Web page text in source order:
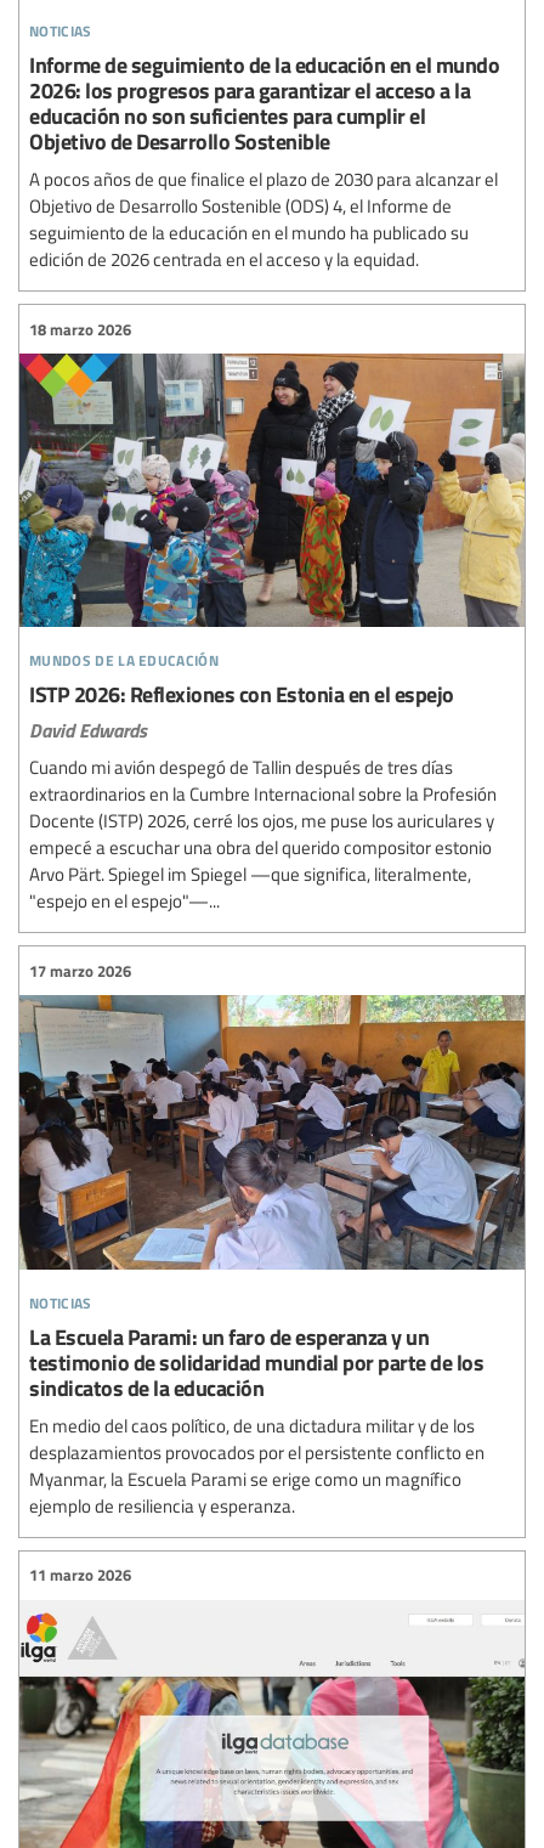
noticias
Informe de seguimiento de la educación en el mundo
2026: los progresos para garantizar el acceso a la
educación no son suficientes para cumplir el
Objetivo de Desarrollo Sostenible
A pocos años de que finalice el plazo de 2030 para alcanzar el
Objetivo de Desarrollo Sostenible (ODS) 4, el Informe de
seguimiento de la educación en el mundo ha publicado su
edición de 2026 centrada en el acceso y la equidad.
mundos de la educación
18 marzo 2026
ISTP 2026: Reflexiones con Estonia en el espejo
David Edwards
Cuando mi avión despegó de Tallin después de tres días
extraordinarios en la Cumbre Internacional sobre la Profesión
Docente (ISTP) 2026, cerré los ojos, me puse los auriculares y
empecé a escuchar una obra del querido compositor estonio
Arvo Pärt. Spiegel im Spiegel —que significa, literalmente,
"espejo en el espejo"—...
noticias
17 marzo 2026
La Escuela Parami: un faro de esperanza y un
testimonio de solidaridad mundial por parte de los
sindicatos de la educación
En medio del caos político, de una dictadura militar y de los
desplazamientos provocados por el persistente conflicto en
Myanmar, la Escuela Parami se erige como un magnífico
ejemplo de resiliencia y esperanza.
11 marzo 2026